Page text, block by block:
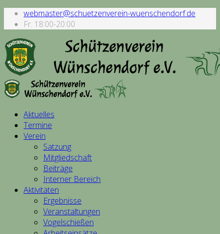
webmaster@schuetzenverein-wuenschendorf.de
Fr. 18:00-20:00
Aktuelles
Termine
Verein
Satzung
Mitgliedschaft
Beiträge
Interner Bereich
Aktivitäten
Ergebnisse
Veranstaltungen
Vogelschießen